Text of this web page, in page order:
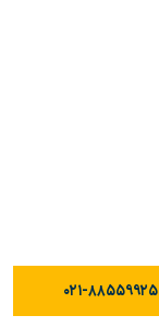
۰۲۱-۸۸۵۵۹۹۲۵